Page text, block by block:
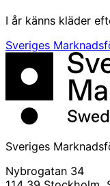
I år känns kläder
Sveriges
Sveriges
Nybrogatan 34